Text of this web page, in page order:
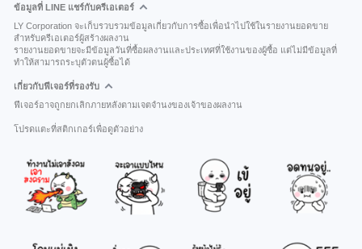
ข้อมูลที่ LINE แชร์กับครีเอเตอร์
LY Corporation จะเก็บรวบรวมข้อมูลเกี่ยวกับการซื้อเพื่อนำไปใช้ในรายงานยอดขาย
สำหรับครีเอเตอร์ผู้สร้างผลงาน
รายงานยอดขายจะมีข้อมูลวันที่ซื้อผลงานและประเทศที่ใช้งานของผู้ซื้อ แต่ไม่มีข้อมูลที่
ทำให้สามารถระบุตัวตนผู้ซื้อได้
เกี่ยวกับฟีเจอร์ที่รองรับ
ฟีเจอร์อาจถูกยกเลิกภายหลังตามเจตจำนงของเจ้าของผลงาน
โปรดแตะที่สติกเกอร์เพื่อดูตัวอย่าง